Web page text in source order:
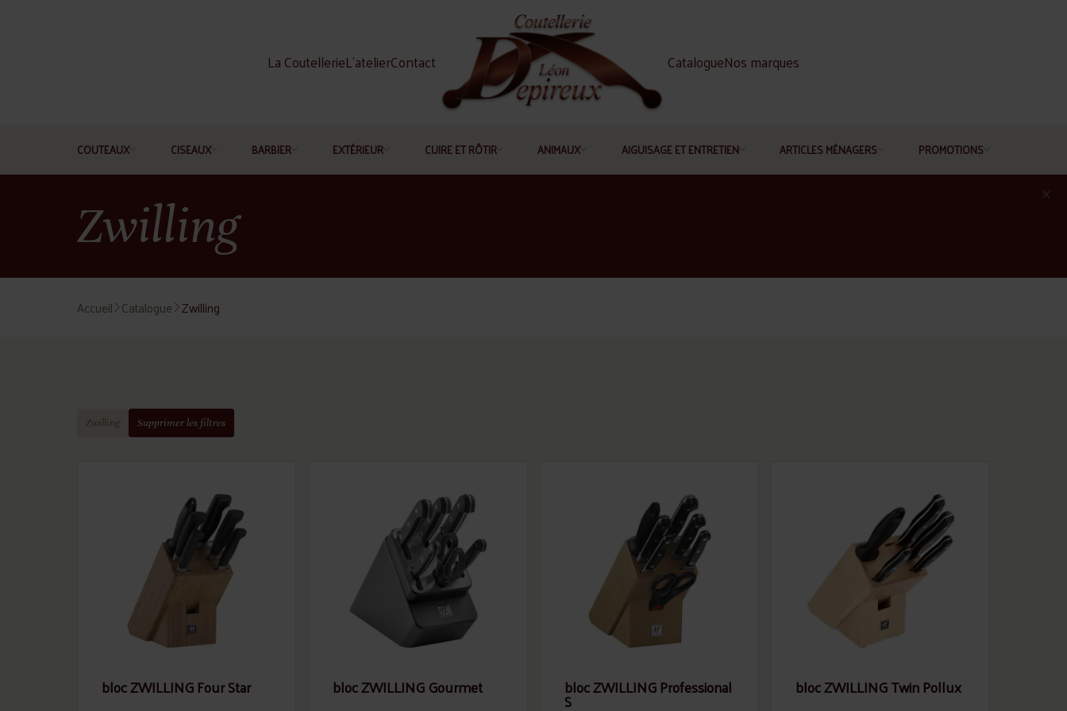
La CoutellerieL'atelierContact CatalogueNos marques
COUTEAUX CISEAUX BARBIER EXTÉRIEUR CUIRE ET RÔTIR ANIMAUX AIGUISAGE ET ENTRETIEN ARTICLES MÉNAGERS PROMOTIONS
Zwilling
Accueil Catalogue Zwilling
Zwilling Supprimer les filtres
bloc ZWILLING Four Star bloc ZWILLING Gourmet bloc ZWILLING Professional
S
bloc ZWILLING Twin Pollux